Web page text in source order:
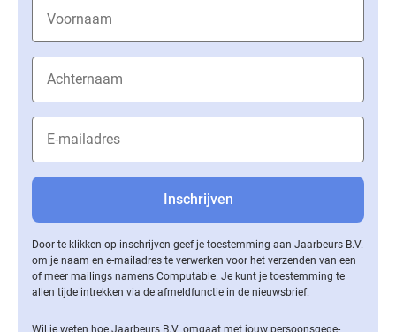
Door te klikken op inschrijven geef je toestemming aan Jaarbeurs B.V.
om je naam en e-mailadres te verwerken voor het verzenden van een
of meer mailings namens Computable. Je kunt je toestemming te
allen tijde intrekken via de af­meld­func­tie in de nieuwsbrief.
Wil je weten hoe Jaarbeurs B.V. omgaat met jouw per­soons­ge­ge­